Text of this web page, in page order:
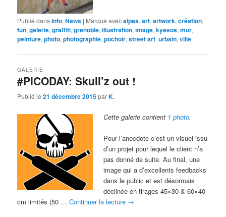
Publié dansInfo,News | Marqué avecalpes,art,artwork,création,
fun,galerie,graffiti,grenoble,illustration,image,kyesos,mur,
peinture,photo,photographie,pochoir,street art,urbain,ville
#PICODAY: Skull’z out !
GALERIE
Publié le21 décembre 2015parK.
Cette galerie contient 1 photo.
Pour l’anecdote c’est un visuel issu
d’un projet pour lequel le client n’a
pas donné de suite. Au final, une
image qui a d’excellents feedbacks
dans le public et est désormais
déclinée en tirages 45×30 & 60×40
cm limités (50 …Continuer la lecture →